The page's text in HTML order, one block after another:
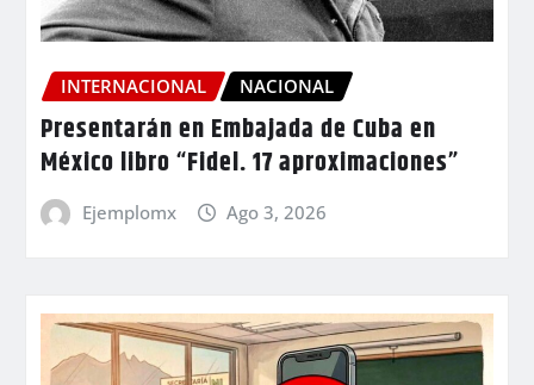
INTERNACIONAL NACIONAL
Presentarán en Embajada de Cuba en
México libro “Fidel. 17 aproximaciones”
Ejemplomx Ago 3, 2026